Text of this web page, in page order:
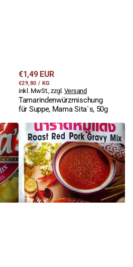
Regulärer
Preis
€1,49 EUR
STÜCKPREIS
€29,80 / PRO
KG
inkl. MwSt., zzgl. Versand
Tamarindenwürzmischung
für Suppe, Mama Sita`s, 50g
Sosse
für
geröstetes
Schweinefleisch,
Char
Siu,
Lobo,
50g